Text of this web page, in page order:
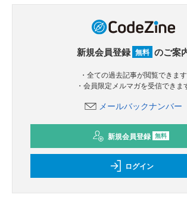
新規会員登録 無料 のご案
・全ての過去記事が閲覧できます
・会員限定メルマガを受信できま
メールバックナンバー
新規会員登録 無料
ログイン